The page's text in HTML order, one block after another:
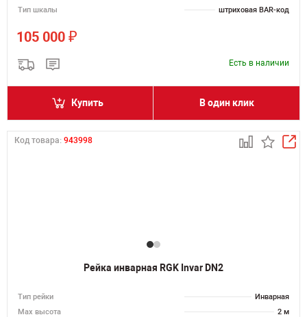
Тип шкалы
штриховая BAR-код
105 000 ₽
Есть в наличии
Купить В один клик
Код товара: 943998
Рейка инварная RGK Invar DN2
Тип рейки
Инварная
Мах высота
2 м